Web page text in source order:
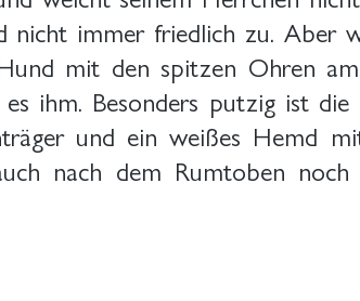
nicht immer friedlich zu. Aber
mit den spitzen Ohren
ihm. Besonders putzig ist die
und ein weißes Hemd
nach dem Rumtoben